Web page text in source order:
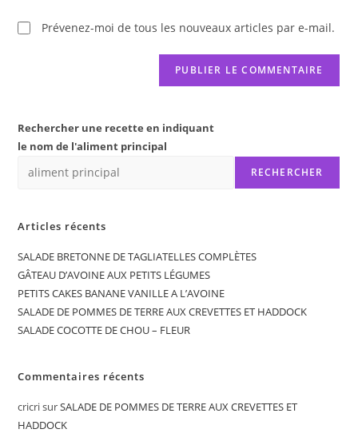
Prévenez-moi de tous les nouveaux articles par e-mail.
Rechercher une recette en indiquant
le nom de l'aliment principal
RECHERCHER
Articles récents
SALADE BRETONNE DE TAGLIATELLES COMPLÈTES
GÂTEAU D’AVOINE AUX PETITS LÉGUMES
PETITS CAKES BANANE VANILLE A L’AVOINE
SALADE DE POMMES DE TERRE AUX CREVETTES ET HADDOCK
SALADE COCOTTE DE CHOU – FLEUR
Commentaires récents
cricrisurSALADE DE POMMES DE TERRE AUX CREVETTES ET
HADDOCK